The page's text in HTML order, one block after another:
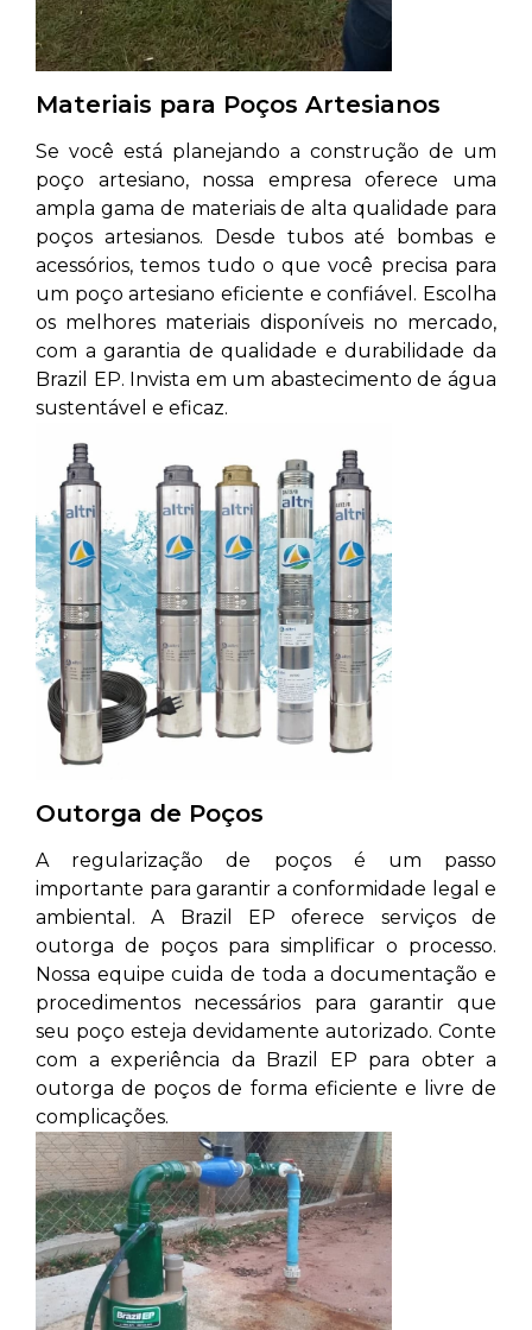
Materiais para Poços Artesianos
Se você está planejando a construção de um
poço artesiano, nossa empresa oferece uma
ampla gama de materiais de alta qualidade para
poços artesianos. Desde tubos até bombas e
acessórios, temos tudo o que você precisa para
um poço artesiano eficiente e confiável. Escolha
os melhores materiais disponíveis no mercado,
com a garantia de qualidade e durabilidade da
Brazil EP. Invista em um abastecimento de água
sustentável e eficaz.
Outorga de Poços
A regularização de poços é um passo
importante para garantir a conformidade legal e
ambiental. A Brazil EP oferece serviços de
outorga de poços para simplificar o processo.
Nossa equipe cuida de toda a documentação e
procedimentos necessários para garantir que
seu poço esteja devidamente autorizado. Conte
com a experiência da Brazil EP para obter a
outorga de poços de forma eficiente e livre de
complicações.